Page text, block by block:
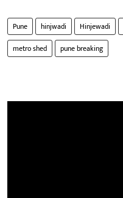
Pune hinjwadi Hinjewadi
metro shed
pune breaking